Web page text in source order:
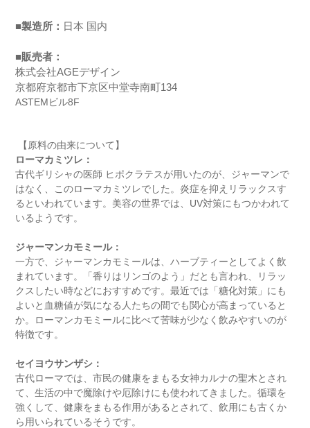
■製造所： 日本 国内
■販売者：
株式会社AGEデザイン
京都府京都市下京区中堂寺南町134
ASTEMビル8F
【原料の由来について】
ローマカミツレ：
古代ギリシャの医師 ヒポクラテスが用いたのが、ジャーマンで
はなく、このローマカミツレでした。炎症を抑えリラックスす
るといわれています。美容の世界では、UV対策にもつかわれて
いるようです。
ジャーマンカモミール：
一方で、ジャーマンカモミールは、ハーブティーとしてよく飲
まれています。「香りはリンゴのよう」だとも言われ、リラッ
クスしたい時などにおすすめです。最近では「糖化対策」にも
よいと血糖値が気になる人たちの間でも関心が高まっていると
か。ローマンカモミールに比べて苦味が少なく飲みやすいのが
特徴です。
セイヨウサンザシ：
古代ローマでは、市民の健康をまもる女神カルナの聖木とされ
て、生活の中で魔除けや厄除けにも使われてきました。循環を
強くして、健康をまもる作用があるとされて、飲用にも古くか
ら用いられているそうです。